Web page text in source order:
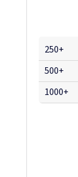
250+
500+
1000+